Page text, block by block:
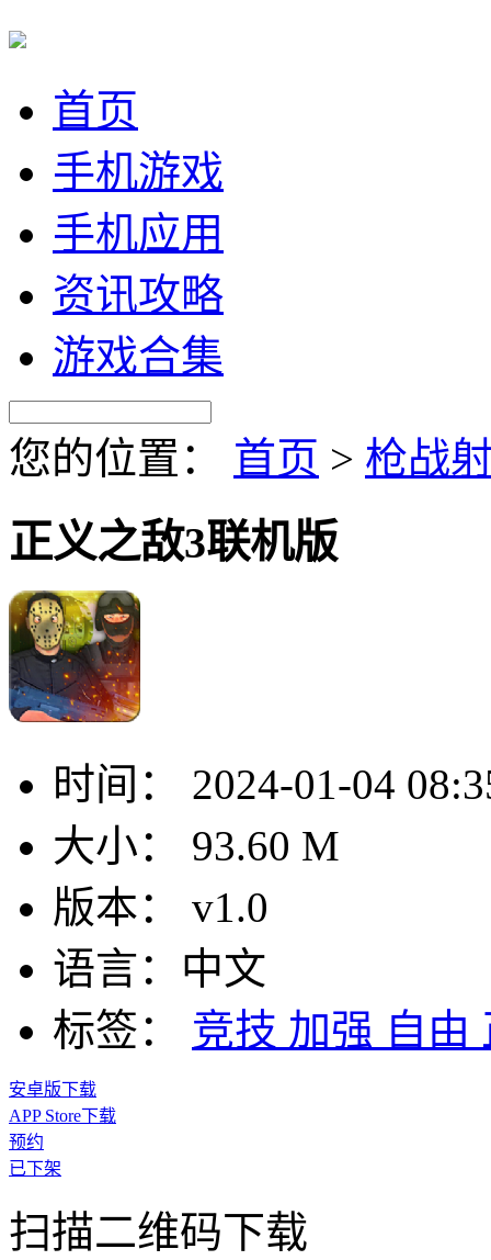
首页
手机游戏
手机应用
资讯攻略
游戏合集
您的位置： 首页 > 枪战
正义之敌3联机版
时间：
2024-01-04
大小：
93.60 M
版本：
v1.0
语言： 中文
标签：
竞技 加强 自由
安卓版下载
APP Store下载
预约
已下架
扫描二维码下载